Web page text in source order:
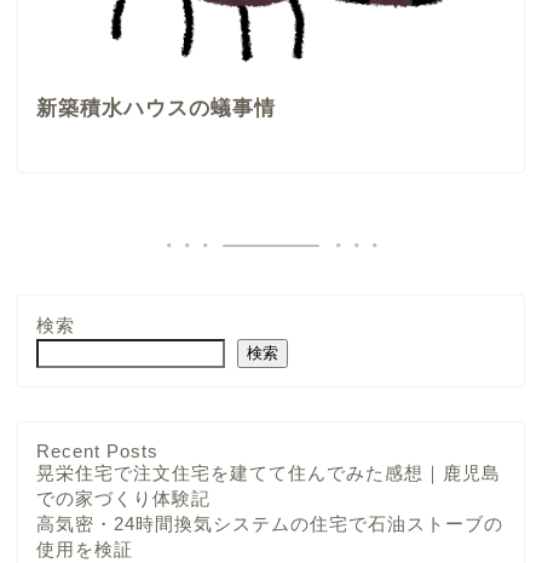
新築積水ハウスの蟻事情
検索
検索
Recent Posts
晃栄住宅で注文住宅を建てて住んでみた感想｜鹿児島
での家づくり体験記
高気密・24時間換気システムの住宅で石油ストーブの
使用を検証